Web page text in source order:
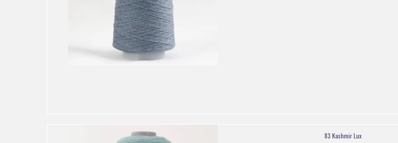
83 Kashmir Lux